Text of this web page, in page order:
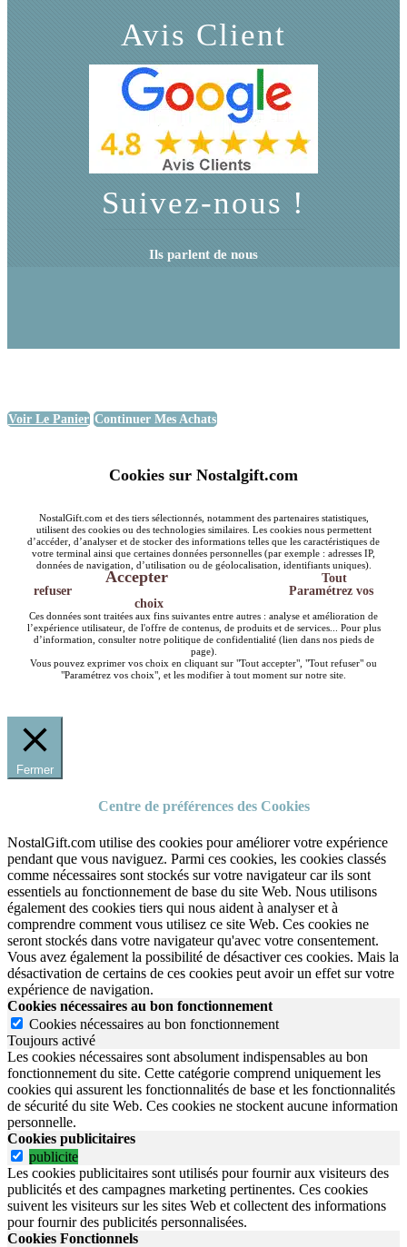
Avis Client
Suivez-nous !
Ils parlent de nous
Voir Le Panier Continuer Mes Achats
Cookies sur Nostalgift.com
NostalGift.com et des tiers sélectionnés, notamment des partenaires statistiques,
utilisent des cookies ou des technologies similaires. Les cookies nous permettent
d’accéder, d’analyser et de stocker des informations telles que les caractéristiques de
votre terminal ainsi que certaines données personnelles (par exemple : adresses IP,
données de navigation, d’utilisation ou de géolocalisation, identifiants uniques).
Accepter
Tout
refuser
Paramétrez vos
choix
Ces données sont traitées aux fins suivantes entre autres : analyse et amélioration de
l’expérience utilisateur, de l'offre de contenus, de produits et de services... Pour plus
d’information, consulter notre politique de confidentialité (lien dans nos pieds de
page).
Vous pouvez exprimer vos choix en cliquant sur "Tout accepter", "Tout refuser" ou
"Paramétrez vos choix", et les modifier à tout moment sur notre site.
Fermer
Centre de préférences des Cookies
NostalGift.com utilise des cookies pour améliorer votre expérience
pendant que vous naviguez. Parmi ces cookies, les cookies classés
comme nécessaires sont stockés sur votre navigateur car ils sont
essentiels au fonctionnement de base du site Web. Nous utilisons
également des cookies tiers qui nous aident à analyser et à
comprendre comment vous utilisez ce site Web. Ces cookies ne
seront stockés dans votre navigateur qu'avec votre consentement.
Vous avez également la possibilité de désactiver ces cookies. Mais la
désactivation de certains de ces cookies peut avoir un effet sur votre
expérience de navigation.
Cookies nécessaires au bon fonctionnement
Cookies nécessaires au bon fonctionnement
Toujours activé
Les cookies nécessaires sont absolument indispensables au bon
fonctionnement du site. Cette catégorie comprend uniquement les
cookies qui assurent les fonctionnalités de base et les fonctionnalités
de sécurité du site Web. Ces cookies ne stockent aucune information
personnelle.
Cookies publicitaires
publicite
Les cookies publicitaires sont utilisés pour fournir aux visiteurs des
publicités et des campagnes marketing pertinentes. Ces cookies
suivent les visiteurs sur les sites Web et collectent des informations
pour fournir des publicités personnalisées.
Cookies Fonctionnels